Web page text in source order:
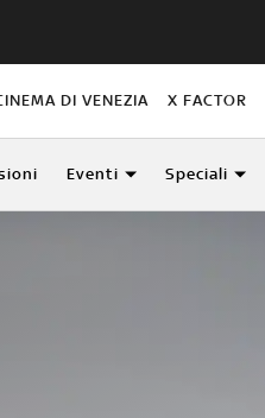
DI VENEZIA X FACTOR
Eventi Speciali